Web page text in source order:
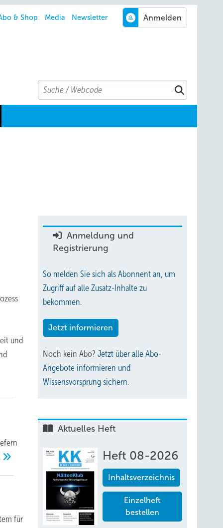
& Shop Media Newsletter
Search
Suchen
und
für
Anmeldung und
Registrierung
So melden Sie sich als Abonnent an, um
Zugriff auf alle Zusatz-Inhalte zu
bekommen.
Jetzt informieren
Noch kein Abo? Jetzt über alle Abo-
Angebote informieren und
Wissensvorsprung sichern.
Aktuelles Heft
Heft 08-2026
Inhaltsverzeichnis
Einzelheft
bestellen